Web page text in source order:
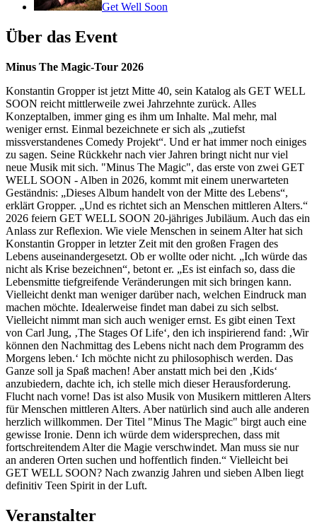
Get Well Soon
Über das Event
Minus The Magic-Tour 2026
Konstantin Gropper ist jetzt Mitte 40, sein Katalog als GET WELL
SOON reicht mittlerweile zwei Jahrzehnte zurück. Alles
Konzeptalben, immer ging es ihm um Inhalte. Mal mehr, mal
weniger ernst. Einmal bezeichnete er sich als „zutiefst
missverstandenes Comedy Projekt“. Und er hat immer noch einiges
zu sagen. Seine Rückkehr nach vier Jahren bringt nicht nur viel
neue Musik mit sich. "Minus The Magic", das erste von zwei GET
WELL SOON - Alben in 2026, kommt mit einem unerwarteten
Geständnis: „Dieses Album handelt von der Mitte des Lebens“,
erklärt Gropper. „Und es richtet sich an Menschen mittleren Alters.“
2026 feiern GET WELL SOON 20-jähriges Jubiläum. Auch das ein
Anlass zur Reflexion. Wie viele Menschen in seinem Alter hat sich
Konstantin Gropper in letzter Zeit mit den großen Fragen des
Lebens auseinandergesetzt. Ob er wollte oder nicht. „Ich würde das
nicht als Krise bezeichnen“, betont er. „Es ist einfach so, dass die
Lebensmitte tiefgreifende Veränderungen mit sich bringen kann.
Vielleicht denkt man weniger darüber nach, welchen Eindruck man
machen möchte. Idealerweise findet man dabei zu sich selbst.
Vielleicht nimmt man sich auch weniger ernst. Es gibt einen Text
von Carl Jung, ‚The Stages Of Life‘, den ich inspirierend fand: ‚Wir
können den Nachmittag des Lebens nicht nach dem Programm des
Morgens leben.‘ Ich möchte nicht zu philosophisch werden. Das
Ganze soll ja Spaß machen! Aber anstatt mich bei den ‚Kids‘
anzubiedern, dachte ich, ich stelle mich dieser Herausforderung.
Flucht nach vorne! Das ist also Musik von Musikern mittleren Alters
für Menschen mittleren Alters. Aber natürlich sind auch alle anderen
herzlich willkommen. Der Titel "Minus The Magic" birgt auch eine
gewisse Ironie. Denn ich würde dem widersprechen, dass mit
fortschreitendem Alter die Magie verschwindet. Man muss sie nur
an anderen Orten suchen und hoffentlich finden.“ Vielleicht bei
GET WELL SOON? Nach zwanzig Jahren und sieben Alben liegt
definitiv Teen Spirit in der Luft.
Veranstalter